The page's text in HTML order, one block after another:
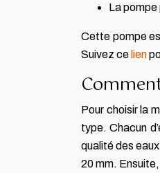
La pompe
Cette pompe
Suivez ce lien
Pour choisir la
type. Chacun
qualité des
20 mm.